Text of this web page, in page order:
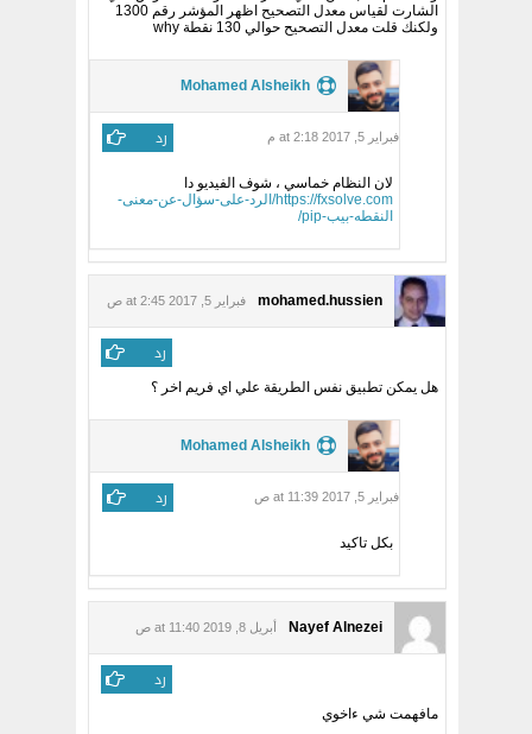
الشارت لقياس معدل التصحيح اظهر المؤشر رقم 1300
ولكنك قلت معدل التصحيح حوالي 130 نقطة why
Mohamed Alsheikh
فبراير 5, 2017 at 2:18 م رد
لان النظام خماسي ، شوف الفيديو دا
https://fxsolve.com/الرد-على-سؤال-عن-معنى-
النقطه-بيب-pip/
mohamed.hussien فبراير 5, 2017 at 2:45 ص
رد
هل يمكن تطبيق نفس الطريقة علي اي فريم اخر ؟
Mohamed Alsheikh
فبراير 5, 2017 at 11:39 ص رد
بكل تاكيد
Nayef Alnezei أبريل 8, 2019 at 11:40 ص
رد
مافهمت شي ءاخوي